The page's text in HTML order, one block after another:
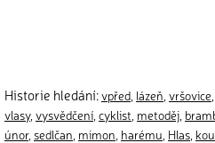
Historie hledání:vpřed lázeň vršovice
vlasy, vysvědčení cyklist metoděj
únor, sedlčan mimon harému Hlas